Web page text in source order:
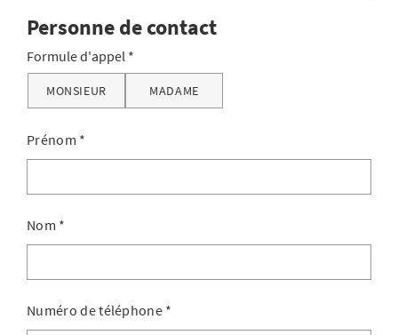
Personne de contact
Formule d'appel
MONSIEUR MADAME
Prénom *
Nom *
Numéro de téléphone *